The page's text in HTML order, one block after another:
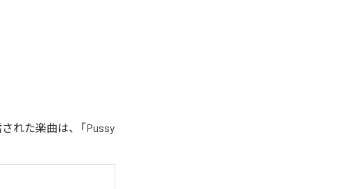
れた楽曲は、「Pussy